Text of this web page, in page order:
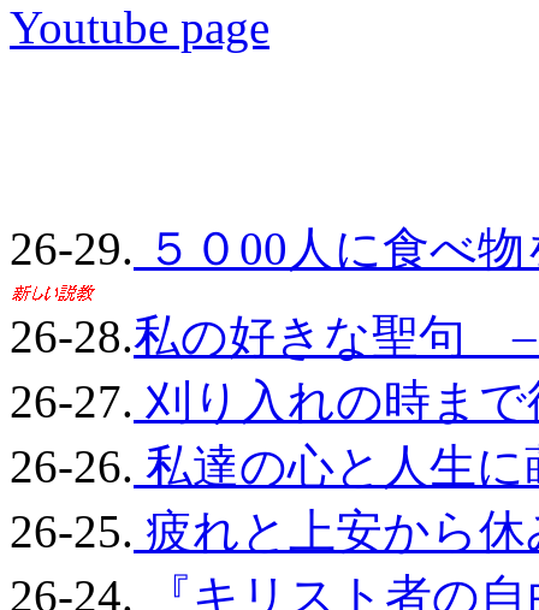
Youtube page
26-29. ５０00人に食べ
26-28.私の好きな聖句
26-27. 刈り入れの時ま
26-26. 私達の心と人生
26-25. 疲れと上安から
26-24. 『キリスト者の